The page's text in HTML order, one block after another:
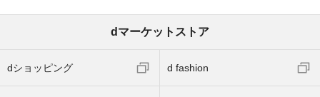
dマーケットストア
dショッピング d fashion